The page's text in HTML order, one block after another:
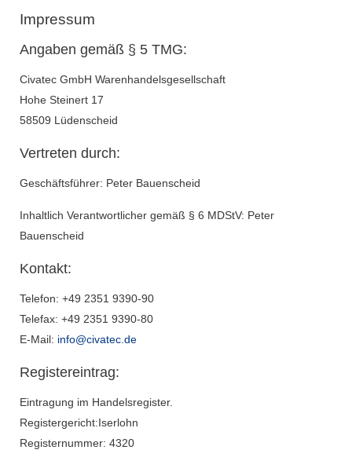
Impressum
Angaben gemäß § 5 TMG:
Civatec GmbH Warenhandelsgesellschaft
Hohe Steinert 17
58509 Lüdenscheid
Vertreten durch:
Geschäftsführer: Peter Bauenscheid
Inhaltlich Verantwortlicher gemäß § 6 MDStV: Peter
Bauenscheid
Kontakt:
Telefon: +49 2351 9390-90
Telefax: +49 2351 9390-80
E-Mail: info@civatec.de
Registereintrag:
Eintragung im Handelsregister.
Registergericht:Iserlohn
Registernummer: 4320